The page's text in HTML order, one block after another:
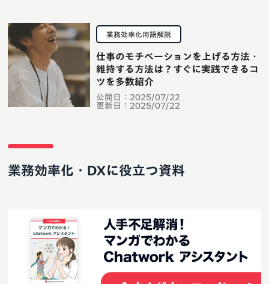
業務効率化用語解説
公開日： 2025/07/22
更新日： 2025/07/22
仕事のモチベーションを上げる方法・
維持する方法は？すぐに実践できるコ
ツを多数紹介
業務効率化・DXに役立つ資料